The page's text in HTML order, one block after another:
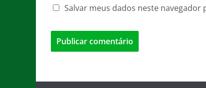
Salvar meus dados neste